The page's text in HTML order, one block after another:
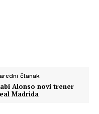
članak
Alonso novi trener
Madrida